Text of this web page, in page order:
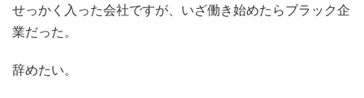
せっかく入った会社ですが、いざ働き始めたらブラック企
業だった。
辞めたい。